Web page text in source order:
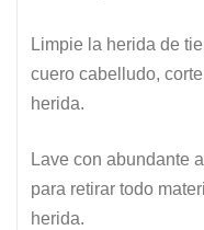
Limpie la herida de
cuero cabelludo,
herida.
Lave con abundante
para retirar todo
herida.